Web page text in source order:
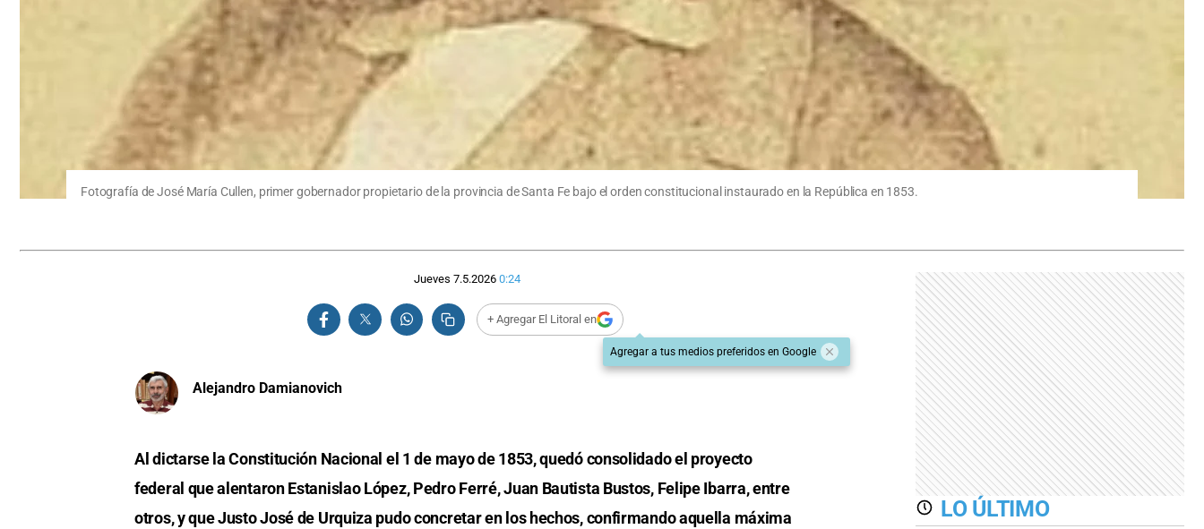
Fotografía de José María Cullen, primer gobernador propietario de la provincia de Santa Fe bajo el orden constitucional instaurado en la República en 1853.
Jueves 7.5.2026 0:24
+ Agregar El Litoral en
Agregar a tus medios preferidos en Google
Alejandro Damianovich
Al dictarse la Constitución Nacional el 1 de mayo de 1853, quedó consolidado el proyecto
federal que alentaron Estanislao López, Pedro Ferré, Juan Bautista Bustos, Felipe Ibarra, entre
otros, y que Justo José de Urquiza pudo concretar en los hechos, confirmando aquella máxima
LO ÚLTIMO